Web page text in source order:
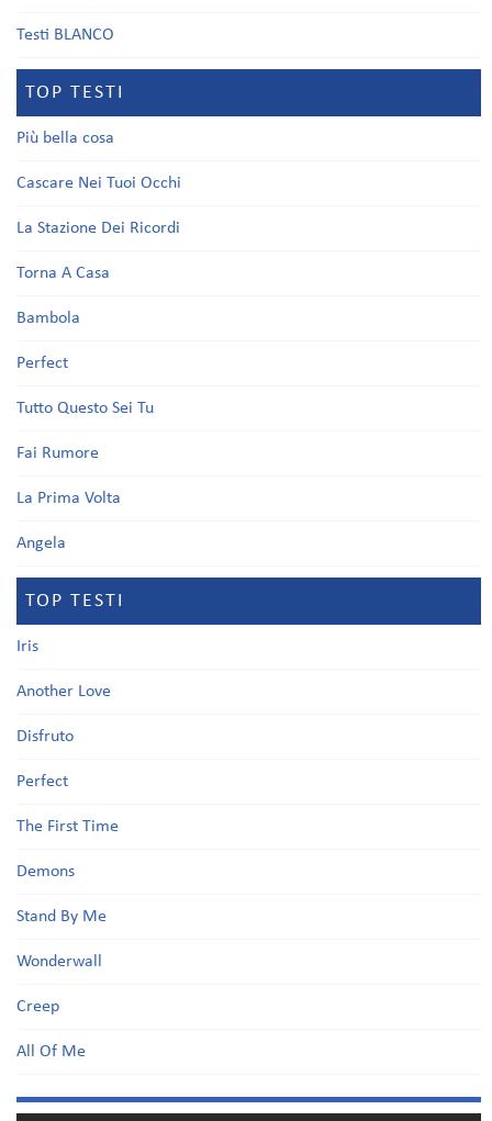
Testi BLANCO
TOP TESTI
Più bella cosa
Cascare Nei Tuoi Occhi
La Stazione Dei Ricordi
Torna A Casa
Bambola
Perfect
Tutto Questo Sei Tu
Fai Rumore
La Prima Volta
Angela
TOP TESTI
Iris
Another Love
Disfruto
Perfect
The First Time
Demons
Stand By Me
Wonderwall
Creep
All Of Me